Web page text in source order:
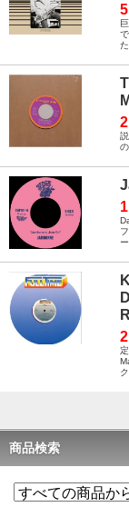
商品検索